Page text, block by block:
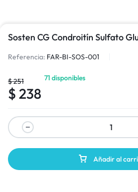
Sosten CG Condroitín Sulfato
Referencia: FAR-BI-SOS-001
$251
$ 238
71 disponibles
Añadir al